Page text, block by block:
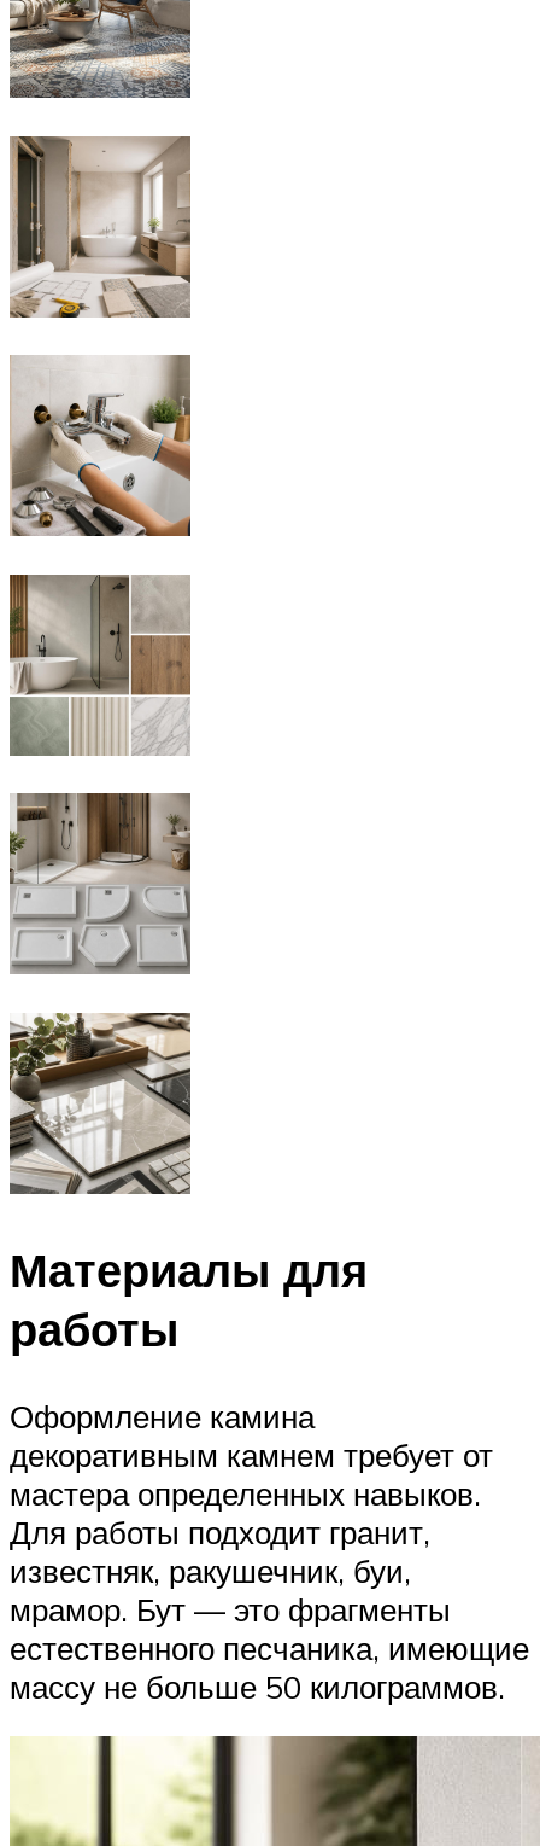
Материалы для
работы
Оформление камина
декоративным камнем требует от
мастера определенных навыков.
Для работы подходит гранит,
известняк, ракушечник, буи,
мрамор. Бут — это фрагменты
естественного песчаника, имеющие
массу не больше 50 килограммов.